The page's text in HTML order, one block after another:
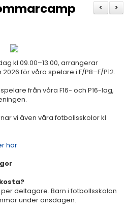
>
<
kl 09.00–13.00, arrangerar
för våra spelare i F/P8–F/P12.
från våra F16- och P16-lag,
vi även våra fotbollsskolor kl
här
deltagare. Barn i fotbollsskolan
under onsdagen.